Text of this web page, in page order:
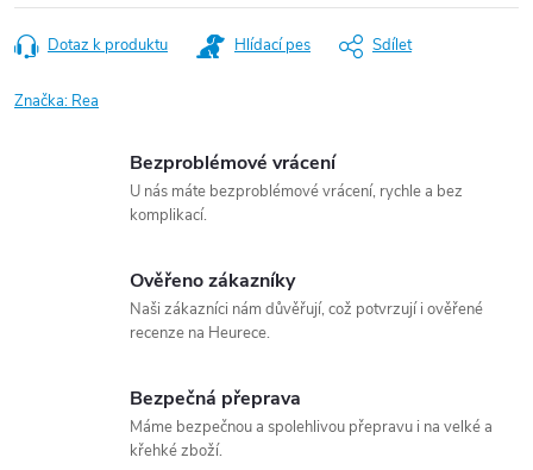
cena:
Dotaz k produktu Hlídací pes Sdílet
Značka: Rea
Bezproblémové vrácení
U nás máte bezproblémové vrácení, rychle a bez
komplikací.
Ověřeno zákazníky
Naši zákazníci nám důvěřují, což potvrzují i ověřené
recenze na Heurece.
Bezpečná přeprava
Máme bezpečnou a spolehlivou přepravu i na velké a
křehké zboží.